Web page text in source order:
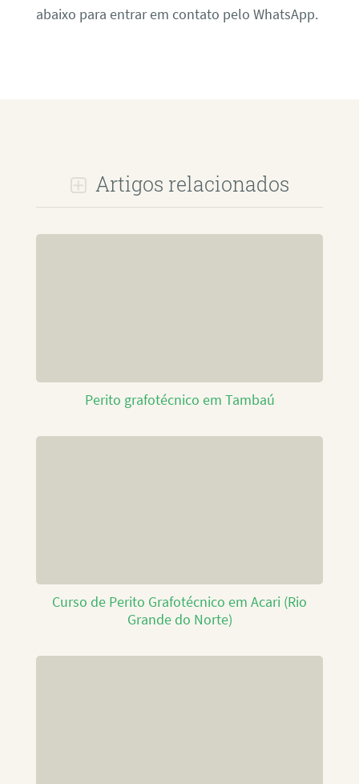
abaixo para entrar em contato pelo WhatsApp.
Artigos relacionados
Perito grafotécnico em Tambaú
Curso de Perito Grafotécnico em Acari (Rio
Grande do Norte)